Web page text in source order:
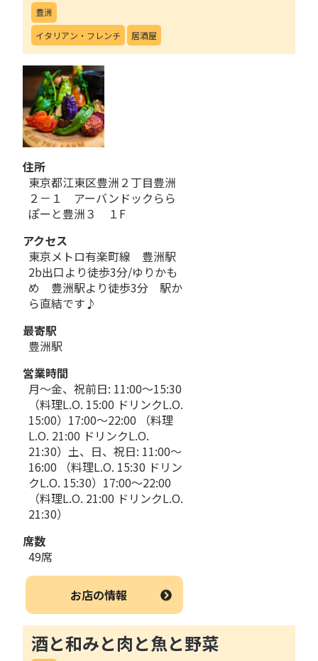
豊洲
イタリアン・フレンチ
居酒屋
住所
東京都江東区豊洲２丁目豊洲
２－１ アーバンドックらら
ぽーと豊洲３ １F
アクセス
東京メトロ有楽町線 豊洲駅
2b出口より徒歩3分/ゆりかも
め 豊洲駅より徒歩3分 駅か
ら直結です♪
最寄駅
豊洲駅
営業時間
月～金、祝前日: 11:00～15:30
（料理L.O. 15:00 ドリンクL.O.
15:00）17:00～22:00 （料理
L.O. 21:00 ドリンクL.O.
21:30）土、日、祝日: 11:00～
16:00 （料理L.O. 15:30 ドリン
クL.O. 15:30）17:00～22:00
（料理L.O. 21:00 ドリンクL.O.
21:30）
席数
49席
お店の情報
酒と和みと肉と魚と野菜